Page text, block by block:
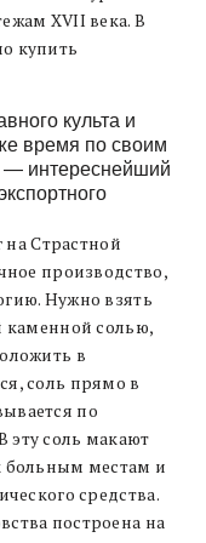
XVII века. В
купить
культа и
время по своим
— интереснейший
на Страстной
производство,
Нужно взять
каменной солью,
в
соль прямо в
по
соль макают
больным местам и
средства.
построена на